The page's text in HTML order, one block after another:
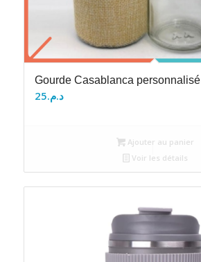
Gourde Casablanca personnalisé
د.م.25
Ajouter au panier
Voir les détails